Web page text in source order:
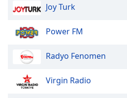
Joy Turk
Power FM
Radyo Fenomen
Virgin Radio